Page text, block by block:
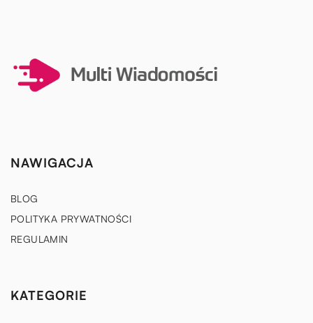
NAWIGACJA
BLOG
POLITYKA PRYWATNOŚCI
REGULAMIN
KATEGORIE